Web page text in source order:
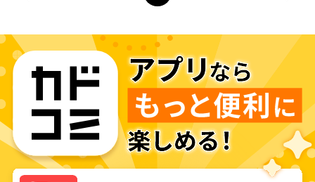
ページ
へ